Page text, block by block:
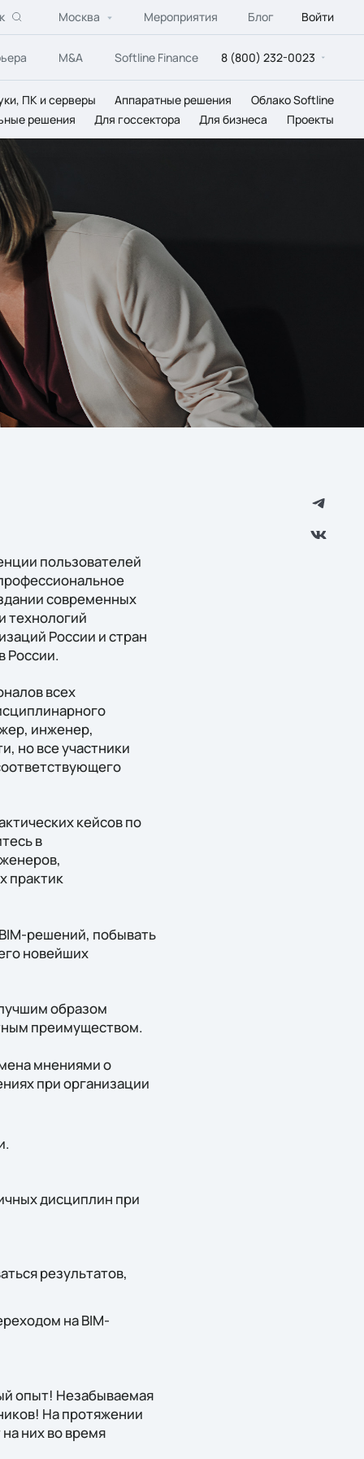
Москва Мероприятия Блог Войти
M&A Softline Finance 8 (800) 232-0023
ПК и серверы Аппаратные решения
Облако Softline
решения Для госсектора Для бизнеса Проекты
пользователей
современных
технологий
России и стран
России.
всех
инженер,
но все участники
кейсов по
в
практик
решений, побывать
новейших
образом
преимуществом.
мнениями о
при организации
дисциплин при
результатов,
на BIM-
опыт! Незабываемая
На протяжении
них во время